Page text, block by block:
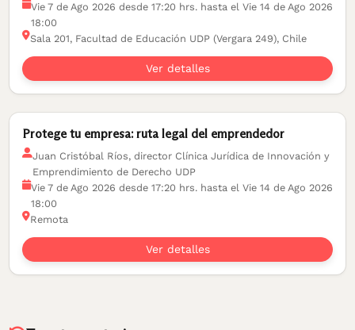
Vie 7 de Ago 2026 desde 17:20 hrs. hasta el Vie 14 de Ago 2026
18:00
Sala 201, Facultad de Educación UDP (Vergara 249), Chile
Ver detalles
Protege tu empresa: ruta legal del emprendedor
Juan Cristóbal Ríos, director Clínica Jurídica de Innovación y
Emprendimiento de Derecho UDP
Vie 7 de Ago 2026 desde 17:20 hrs. hasta el Vie 14 de Ago 2026
18:00
Remota
Ver detalles